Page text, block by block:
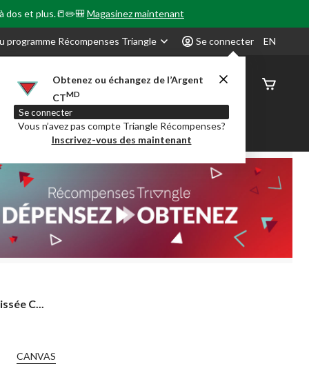
dos et plus.📒✏️🎒Magasinez maintenant
programme Récompenses Triangle Se connecter
Obtenez ou échangez de l’Argent
CTMD
Se connecter
Vous n’avez pas compte Triangle Récompenses?
Inscrivez-vous des maintenant
EN
État de
en Classe Party City Centre-auto
C...
CANVAS